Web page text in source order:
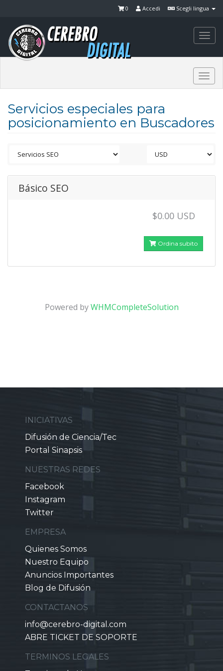
Scegli lingua
Accedi
0
Servicios especiales para
posicionamiento en Buscadores
Básico SEO
$0.00 USD
Ordina subito
Powered byWHMCompleteSolution
INICIATIVAS
Difusión de Ciencia/Tec
Portal Sinapsis
NUESTRAS REDES
Facebook
Instagram
Twitter
EMPRESA
Quienes Somos
Nuestro Equipo
Anuncios Importantes
Blog de Difusión
CONTACTANOS
info@cerebro-digital.com
ABRE TICKET DE SOPORTE
TERMINOS LEGALES